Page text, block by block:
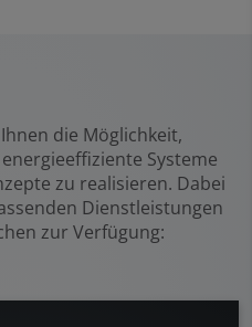
die Möglichkeit,
Systeme
zu realisieren. Dabei
Dienstleistungen
zur Verfügung: